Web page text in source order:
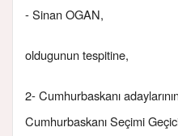
- Sinan OGAN,
oldugunun tespitine,
2- Cumhurbaskanı
Cumhurbaskanı Seçimi